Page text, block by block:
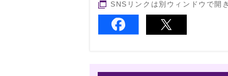
SNSリンクは別ウィンドウで開